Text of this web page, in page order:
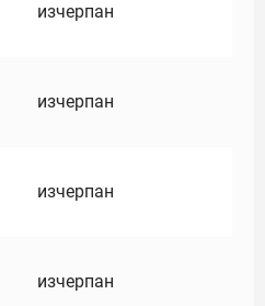
изчерпан
изчерпан
изчерпан
изчерпан